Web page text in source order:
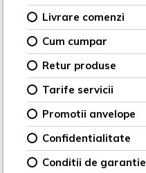
Livrare comenzi
Cum cumpar
Retur produse
Tarife servicii
Promotii anvelope
Confidentialitate
Conditii de garantie